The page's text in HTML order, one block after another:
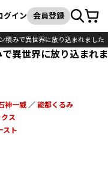
検索
グイン 会員登録カート
積みで異世界に放り込まれました
異世界に放り込まれま
神一威／ 能都くるみ
ス
ト